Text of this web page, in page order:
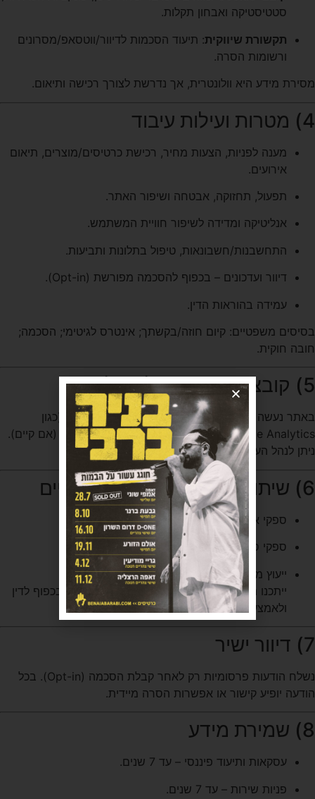
סטטיסטיקה ואבחון תקלות.
תקשורת שיווקית: תיעוד הסכמות לדיוור/ווטסאפ/מסרונים
ורשומות הסרה.
מסירת מידע היא וולונטרית, אך נדרשת לצורך רכישה ותיאום.
4) מטרות ועילות עיבוד
מענה לפניות, הצעות מחיר, רכישת כרטיסים/מוצרים, תיאום
אירועים.
תפעול, תחזוקה, אבטחה ושיפור האתר.
אנליטיקה ומדידה לשיפור חוויית המשתמש.
התחשבנות/חשבונאות, טיפול בתלונות ותביעות.
דיוור ועדכונים – בכפוף להסכמה מפורשת (Opt-in).
עמידה בהוראות הדין.
בסיסים משפטיים: קיום חוזה/בקשתך; אינטרס לגיטימי; הסכמה;
חובה חוקית.
5) קובצי Cookie וכלי אנליטיקה
באתר נעשה שימוש בעוגיות הכרחיות, ובכלי אנליטיקה (כגון
Google Analytics) בכפוף להסכמה בבאנר Cookies (אם קיים).
ניתן לנהל העדפות דרך הדפדפן.
6) שיתוף מידע עם צדדים שלישיים
ספקי אחסון, תחזוקה, דוא״ל ו־CRM.
ספקי סליקה ותשלומים.
ייעוץ משפטי ורשויות מוסמכות – לפי דין.
ייתכנו העברות מידע לשרתי ענן מחוץ לישראל – בכפוף לדין
ולאמצעי הגנה מקובלים.
7) דיוור ישיר
נשלח הודעות פרסומיות רק לאחר קבלת הסכמה (Opt-in). בכל
הודעה יופיע קישור או אפשרות הסרה מיידית.
8) שמירת מידע
עסקאות ותיעוד פיננסי – עד 7 שנים.
פניות שירות – עד 7 שנים.